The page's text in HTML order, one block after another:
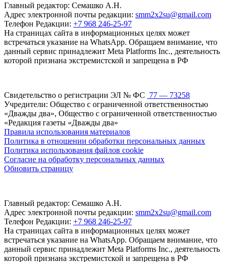
Главный редактор: Семашко А.Н.
Адрес электронной почты редакции: smm2x2su@gmail.com
Телефон Редакции: +7 968 246-25-97
На страницах сайта в информационных целях может
встречаться указание на WhatsApp. Обращаем внимание, что
данный сервис принадлежит Meta Platforms Inc., деятельность
которой признана экстремистской и запрещена в РФ
Свидетельство о регистрации ЭЛ № ФС 77 — 73258
Учредители: Общество с ограниченной ответственностью
«Дважды два», Общество с ограниченной ответственностью
«Редакция газеты «Дважды два»
Правила использования материалов
Политика в отношении обработки персональных данных
Политика использования файлов cookie
Согласие на обработку персональных данных
Обновить страницу
Главный редактор: Семашко А.Н.
Адрес электронной почты редакции: smm2x2su@gmail.com
Телефон Редакции: +7 968 246-25-97
На страницах сайта в информационных целях может
встречаться указание на WhatsApp. Обращаем внимание, что
данный сервис принадлежит Meta Platforms Inc., деятельность
которой признана экстремистской и запрещена в РФ